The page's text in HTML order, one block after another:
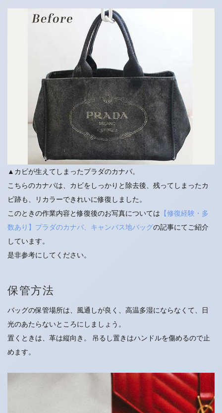
▲カビが生えてしまったプラダのカナパ。
こちらのカナパは、カビをしっかりと除去後、残ってしまったカ
ビ跡も、リカラーできれいに修復しました。
このときの作業内容と修復後のお写真については 【修復経験・多
数あり】プラダのカナパ、キャンバス地バッグの記事にてご紹介
しています。
是非参考にしてください。
保管方法
バッグの保管場所は、風通しが良く、高温多湿にならなくて、日
光のあたらないところにしましょう。
置くときは、革は縦向き。 吊るし置きはハンドルを傷めるので止
めます。